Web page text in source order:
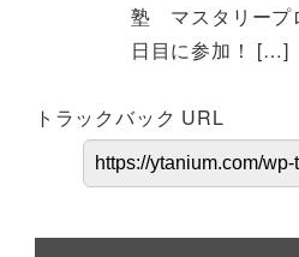
塾 マスタリー
日目に参加！ […]
トラックバック URL